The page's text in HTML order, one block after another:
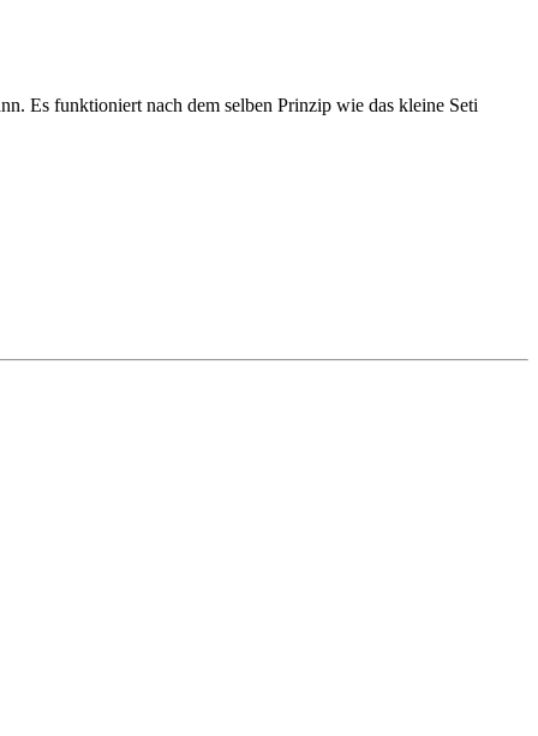
Es funktioniert nach dem selben Prinzip wie das kleine Seti